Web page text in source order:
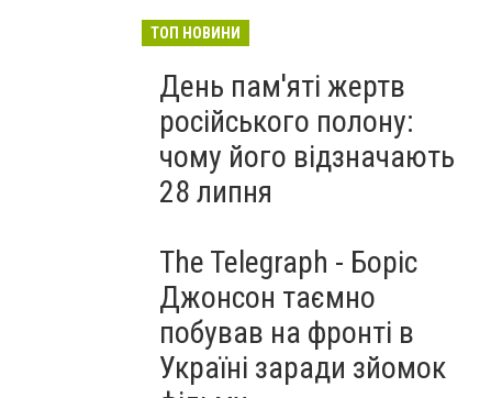
ЗСУ на Wildberries . 200 млрд
рф
3 серпня
ТОП НОВИНИ
День пам'яті жертв
російського полону:
чому його відзначають
28 липня
The Telegraph - Боріс
Джонсон таємно
побував на фронті в
Україні заради зйомок